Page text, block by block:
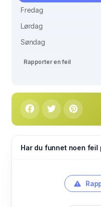
Fredag
Lørdag
Søndag
Rapporter en feil
Har du funnet noen feil